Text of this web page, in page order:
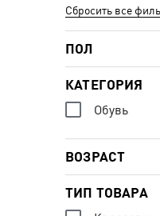
Сбросить все
ПОЛ
КАТЕГОРИЯ
Обувь
ВОЗРАСТ
ТИП ТОВАРА